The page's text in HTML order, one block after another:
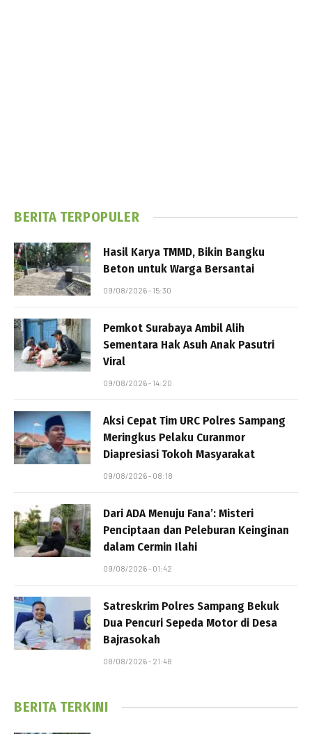
BERITA TERPOPULER
Hasil Karya TMMD, Bikin Bangku
Beton untuk Warga Bersantai
09/08/2026 - 15:30
Pemkot Surabaya Ambil Alih
Sementara Hak Asuh Anak Pasutri
Viral
09/08/2026 - 14:20
Aksi Cepat Tim URC Polres Sampang
Meringkus Pelaku Curanmor
Diapresiasi Tokoh Masyarakat
09/08/2026 - 08:18
Dari ADA Menuju Fana’: Misteri
Penciptaan dan Peleburan Keinginan
dalam Cermin Ilahi
09/08/2026 - 01:42
Satreskrim Polres Sampang Bekuk
Dua Pencuri Sepeda Motor di Desa
Bajrasokah
08/08/2026 - 21:48
BERITA TERKINI